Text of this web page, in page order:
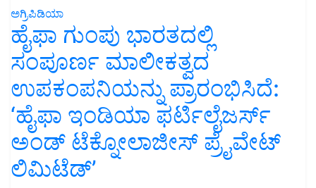
ಅಗ್ರಿಪಿಡಿಯಾ
ಹೈಫಾ ಗುಂಪು ಭಾರತದಲ್ಲಿ
ಸಂಪೂರ್ಣ ಮಾಲೀಕತ್ವದ
ಉಪಕಂಪನಿಯನ್ನು ಪ್ರಾರಂಭಿಸಿದೆ:
‘ಹೈಫಾ ಇಂಡಿಯಾ ಫರ್ಟಿಲೈಜರ್ಸ್
ಅಂಡ್ ಟೆಕ್ನೋಲಾಜೀಸ್ ಪ್ರೈವೇಟ್
ಲಿಮಿಟೆಡ್’